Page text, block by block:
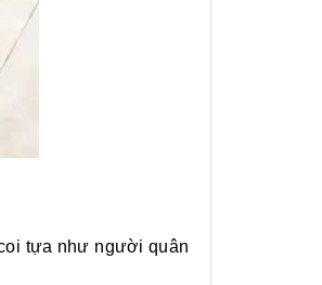
tựa như người quân